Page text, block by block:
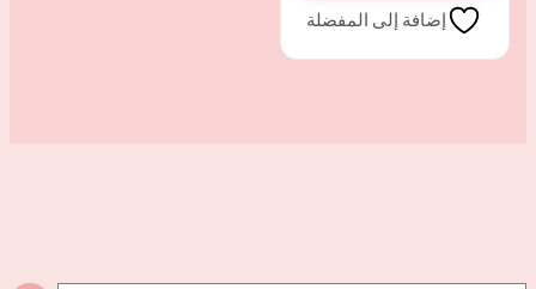
إضافة إلى المفضلة